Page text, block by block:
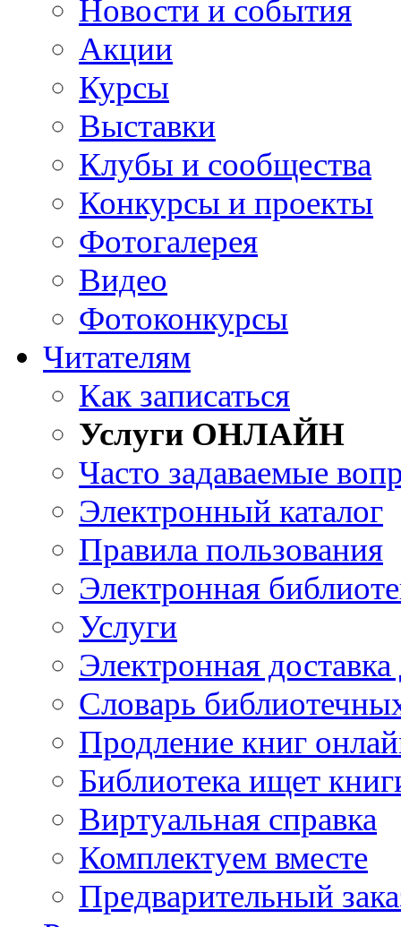
Новости и события
Акции
Курсы
Выставки
Клубы и сообщества
Конкурсы и проекты
Фотогалерея
Видео
Фотоконкурсы
Читателям
Как записаться
Услуги ОНЛАЙН
Часто задаваемые
Электронный каталог
Правила пользования
Электронная
Услуги
Электронная
Словарь
Продление книг
Библиотека ищет
Виртуальная справка
Комплектуем вместе
Предварительный